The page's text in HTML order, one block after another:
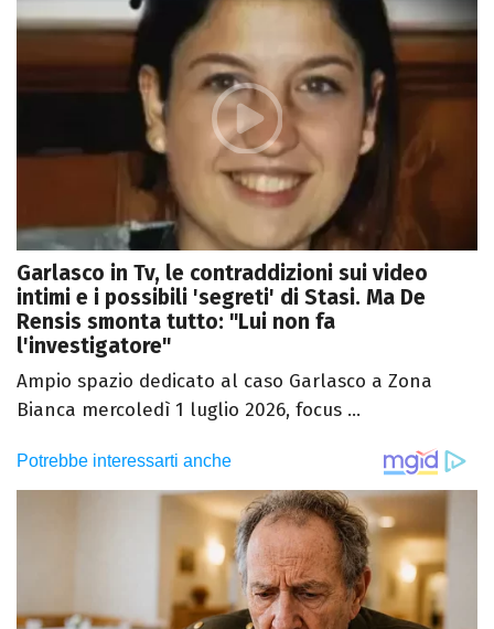
Garlasco in Tv, le contraddizioni sui video
intimi e i possibili 'segreti' di Stasi. Ma De
Rensis smonta tutto: "Lui non fa
l'investigatore"
Ampio spazio dedicato al caso Garlasco a Zona
Bianca mercoledì 1 luglio 2026, focus ...